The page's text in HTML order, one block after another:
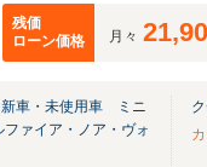
残価
ローン価格
月々
車・未使用車 ミニ
ァイア・ノア・ヴォ